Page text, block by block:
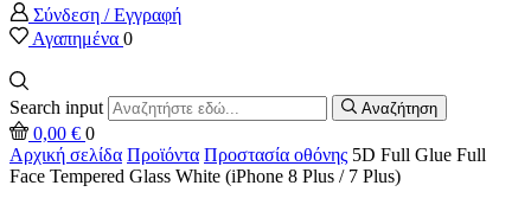
Σύνδεση / Εγγραφή
Αγαπημένα 0
Search input Αναζήτηση
0,00 € 0
Αρχική σελίδα Προϊόντα Προστασία οθόνης 5D Full Glue Full
Face Tempered Glass White (iPhone 8 Plus / 7 Plus)